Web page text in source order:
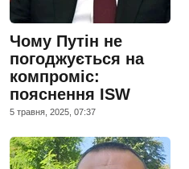
Чому Путін не
погоджується на
компроміс:
пояснення ISW
5 травня, 2025, 07:37